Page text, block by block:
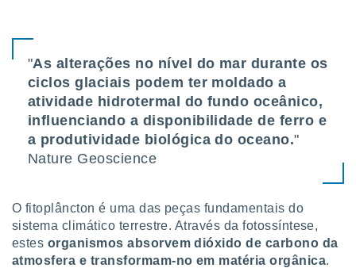
tal,
ou opor-
qualquer
em “
o
"As alterações no nível do mar durante os
ciclos glaciais podem ter moldado a
atividade hidrotermal do fundo oceânico,
influenciando a disponibilidade de ferro e
a produtividade biológica do oceano."
Nature Geoscience
O fitoplâncton é uma das peças fundamentais do
sistema climático terrestre. Através da fotossíntese,
estes organismos absorvem dióxido de carbono da
atmosfera e transformam-no em matéria orgânica.